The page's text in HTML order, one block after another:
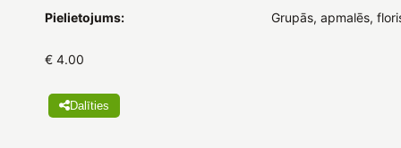
Pielietojums: Grupās, apmalēs,
€ 4.00
Dalīties